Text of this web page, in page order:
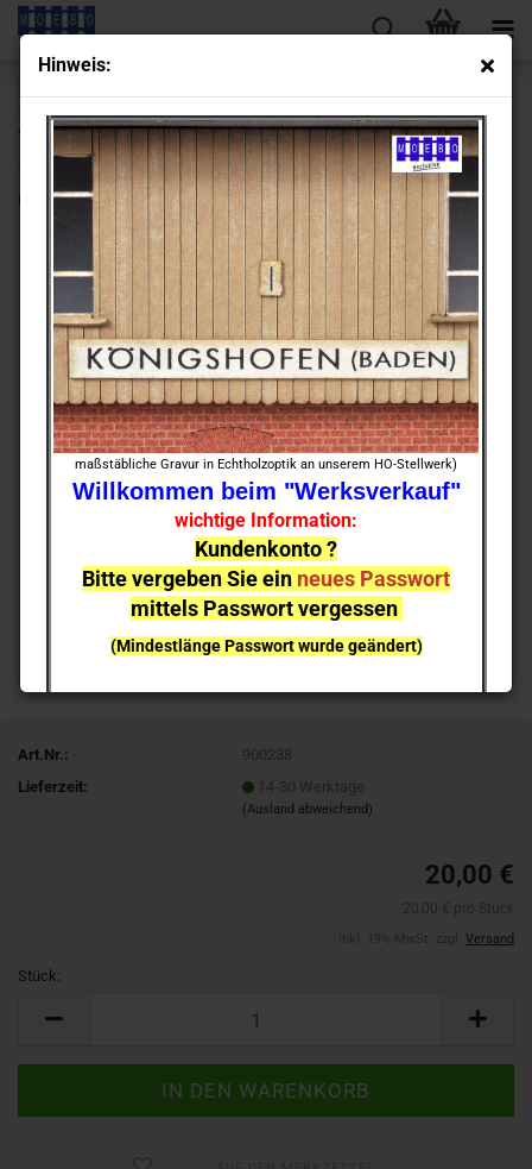
Hin­weis:
maßstäbliche Gravur in Echtholzoptik an unserem HO-Stellwerk)
Willkommen beim "Werksverkauf"
wichtige Information:
Kundenkonto ?
Bitte vergeben Sie ein neues Passwort
mittels Passwort vergessen
(Mindestlänge Passwort wurde geändert)
vorab reservieren;
Ich melde mich bei Erscheinen
« Erster « zurück weiter »
Letzter »
430
Artikel in dieser Kategorie
TT- 900238 Schnup­per­bau­satz Ran­gie­rer - Leit­stel­le -​grau-
mit ab­fal­len­dem Putz nach Ori­gi­nal­plan
Art.Nr.:
900238
Lieferzeit:
14-30 Werktage
(Ausland abweichend)
20,00 €
Versand
Stück: